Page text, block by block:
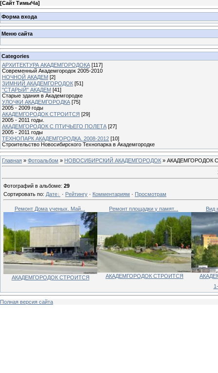
[Сайт ТимыЧа]
Форма входа
Меню сайта
Categories
АРХИТЕКТУРА АКАДЕМГОРОДОКА [117]
Современный Академгородок 2005-2010
НОЧНОЙ АКАДЕМ [2]
ЗИМНИЙ АКАДЕМГОРОДОК [51]
"СТАРЫЙ" АКАДЕМ [41]
Старые здания в Академгородке
УЛОЧКИ АКАДЕМГОРОДКА [75]
2005 - 2009 годы
АКАДЕМГОРОДОК СТРОИТСЯ [29]
2005 - 2011 годы.
АКАДЕМГОРОДОК С ПТИЧЬЕГО ПОЛЕТА [27]
2005 - 2011 годы
ТЕХНОПАРК АКАДЕМГОРОДКА. 2008-2012 [10]
Строительство Новосибирского Технопарка в Академгородке
Главная » Фотоальбом » НОВОСИБИРСКИЙ АКАДЕМГОРОДОК » АКАДЕМГОРОДОК
Фотографий в альбоме: 29
Сортировать по: Дате · Рейтингу · Комментариям · Просмотрам
Ремонт Дома ученых. Май...
АКАДЕМГОРОДОК СТРОИТСЯ
Ремонт площадки у памят...
АКАДЕМГОРОДОК СТРОИТСЯ
Вид
Полная версия сайта